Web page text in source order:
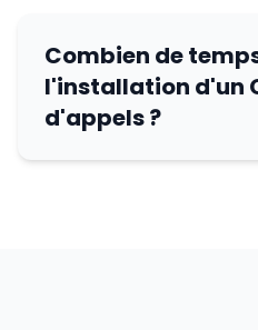
Combien de
l'installation d'un
d'appels ?